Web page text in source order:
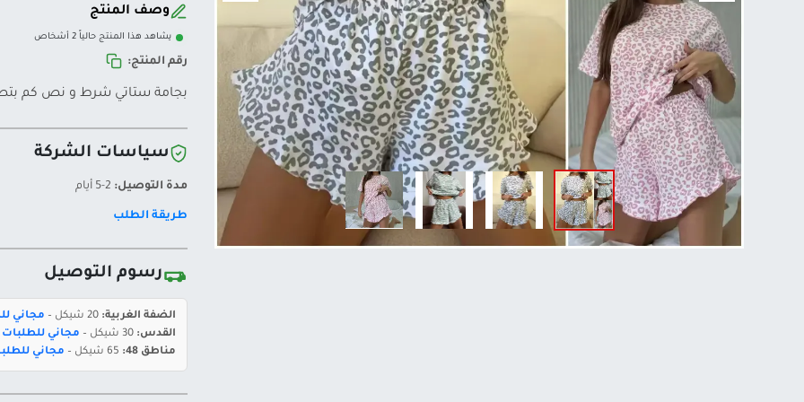
وصف المنتج
يشاهد هذا المنتج حالياً 2 أشخاص
رقم المنتج:
بجامة ستاتي شرط و نص كم
سياسات الشركة
مدة التوصيل:
طريقة الطلب
رسوم التوصيل
الضفة الغربية:
مجاني
القدس:
مجاني للطلبات بقيمة 400
مناطق 48:
مجاني للطلبات